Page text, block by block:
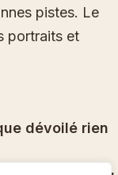
pistes. Le
portraits et
dévoilé rien